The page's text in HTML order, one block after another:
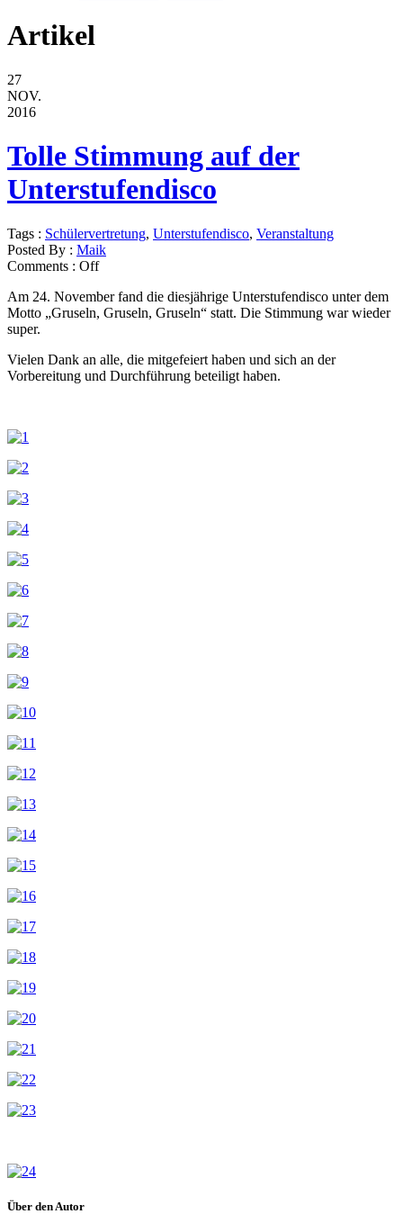
Artikel
27
NOV.
2016
Tolle Stimmung auf der
Unterstufendisco
Tags : Schülervertretung, Unterstufendisco, Veranstaltung
Posted By : Maik
Comments : Off
Am 24. November fand die diesjährige Unterstufendisco unter dem
Motto „Gruseln, Gruseln, Gruseln“ statt. Die Stimmung war wieder
super.
Vielen Dank an alle, die mitgefeiert haben und sich an der
Vorbereitung und Durchführung beteiligt haben.
Über den Autor